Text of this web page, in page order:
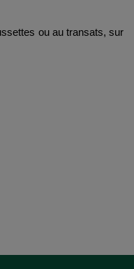
ou au transats, sur